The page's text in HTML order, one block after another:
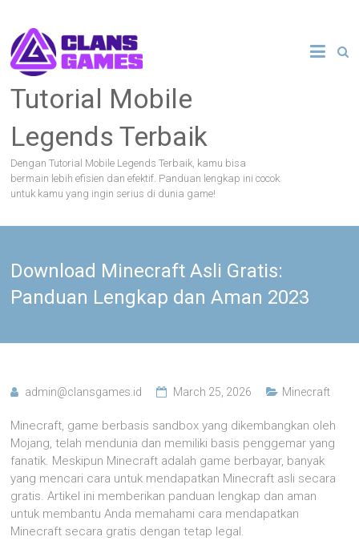
content
Tutorial Mobile
Legends Terbaik
Dengan Tutorial Mobile Legends Terbaik, kamu bisa
bermain lebih efisien dan efektif. Panduan lengkap ini cocok
untuk kamu yang ingin serius di dunia game!
Download Minecraft Asli Gratis:
Panduan Lengkap dan Aman 2023
admin@clansgames.id March 25, 2026 Minecraft
Minecraft, game berbasis sandbox yang dikembangkan oleh
Mojang, telah mendunia dan memiliki basis penggemar yang
fanatik. Meskipun Minecraft adalah game berbayar, banyak
yang mencari cara untuk mendapatkan Minecraft asli secara
gratis. Artikel ini memberikan panduan lengkap dan aman
untuk membantu Anda memahami cara mendapatkan
Minecraft secara gratis dengan tetap legal.